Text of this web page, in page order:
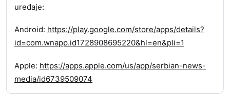
uređaje:
Android: https://play.google.com/store/apps/details?
id=com.wnapp.id1728908695220&hl=en&pli=1
Apple: https://apps.apple.com/us/app/serbian-news-
media/id6739509074